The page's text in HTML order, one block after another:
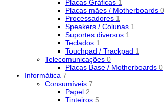
Placas Gráficas 1
Placas mães / Motherboards 0
Processadores 1
Speakers / Colunas 1
Suportes diversos 1
Teclados 1
Touchpad / Trackpad 1
Telecomunicações 0
Placas Base / Motherboards 0
Informática 7
Consumíveis 7
Papel 2
Tinteiros 5